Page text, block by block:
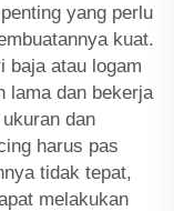
yang perlu
kuat.
baja atau logam
lama dan bekerja
dan
harus pas
tidak tepat,
melakukan